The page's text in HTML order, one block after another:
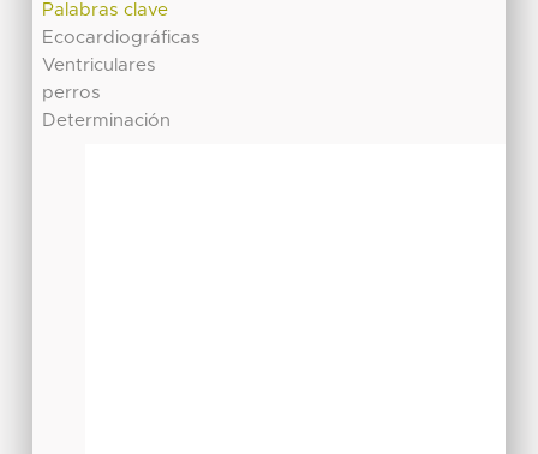
Palabras clave
Ecocardiográficas
Ventriculares
perros
Determinación